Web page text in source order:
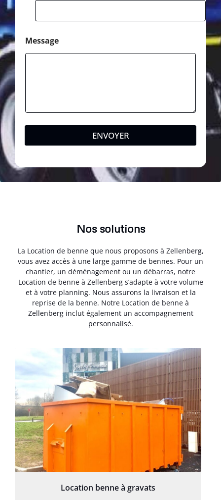
Message
ENVOYER
Nos solutions
La Location de benne que nous proposons à Zellenberg,
vous avez accès à une large gamme de bennes. Pour un
chantier, un déménagement ou un débarras, notre
Location de benne à Zellenberg s’adapte à votre volume
et à votre planning. Nous assurons la livraison et la
reprise de la benne. Notre Location de benne à
Zellenberg inclut également un accompagnement
personnalisé.
Location benne à gravats